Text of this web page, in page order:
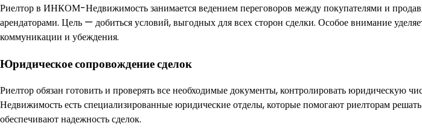
Риелтор в ИНКОМ-Недвижимость занимается ведением переговоров между покупателями и
арендаторами. Цель — добиться условий, выгодных для всех сторон сделки. Особое внимание
коммуникации и убеждения.
Юридическое сопровождение сделок
Риелтор обязан готовить и проверять все необходимые документы, контролировать юридическую
Недвижимость есть специализированные юридические отделы, которые помогают риелторам
обеспечивают надежность сделок.